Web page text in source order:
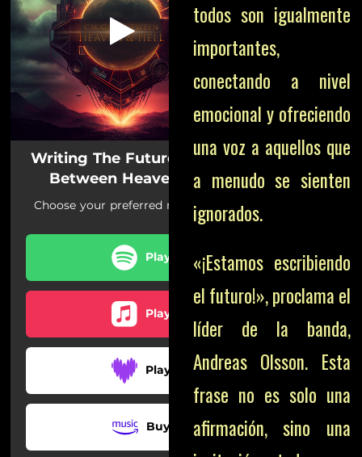
todos son igualmente
importantes,
conectando a nivel
emocional y ofreciendo
una voz a aquellos que
a menudo se sienten
ignorados.
«¡Estamos escribiendo
el futuro!», proclama el
líder de la banda,
Andreas Olsson. Esta
frase no es solo una
afirmación, sino una